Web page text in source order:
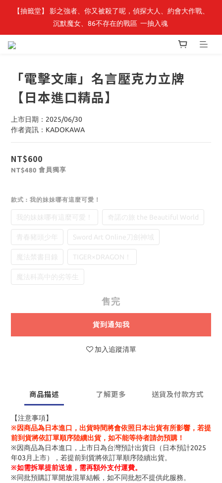
最新開賣🔥「全知讀者視角」 周邊商品
【抽籤堂】 影之強者、你又被殺了呢，偵探大人、約會大作戰、
沉默魔女、86不存在的戰區  一抽入魂
「電擊文庫」名言壓克力立牌
【日本進口精品】
上市日期：2025/06/30
作者資訊：KADOKAWA
NT$600
NT$480 會員獨享
款式 : 我的妹妹哪有這麼可愛！
我的妹妹哪有這麼可愛！ 奇諾の旅 the Beautiful World
青春豬頭少年 Sword Art Online刀劍神域
魔法禁書目錄 TIGER×DRAGON！
魔法科高中的劣等生
售完
貨到通知我
加入追蹤清單
商品描述 了解更多 送貨及付款方式
【注意事項】
※因商品為日本進口，出貨時間將會依照日本出貨有所影響，若提
前到貨將依訂單順序陸續出貨，如不能等待者請勿預購！
※因商品為日本進口，上市日為台灣預計出貨日（日本預計2025
年03月上市），若提前到貨將依訂單順序陸續出貨。
※如需拆單提前送達，需再額外支付運費。
※同批預購訂單開放混單結帳，如不同批恕不提供此服務。